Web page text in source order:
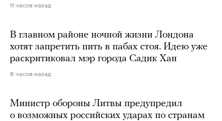
11 часов назад
В главном районе ночной жизни Лондона
хотят запретить пить в пабах стоя. Идею уже
раскритиковал мэр города Садик Хан
8 часов назад
Министр обороны Литвы предупредил
о возможных российских ударах по странам